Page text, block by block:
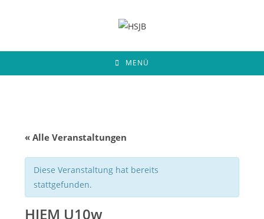
MENÜ
« Alle Veranstaltungen
Diese Veranstaltung hat bereits
stattgefunden.
HJEM U10w